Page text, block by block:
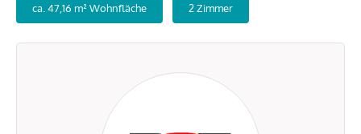
ca. 47,16 m² Wohnfläche 2 Zimmer